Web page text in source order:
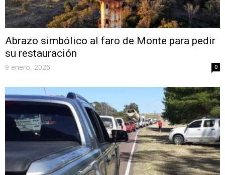
Abrazo simbólico al faro de Monte para pedir
su restauración
9 enero, 2026 0